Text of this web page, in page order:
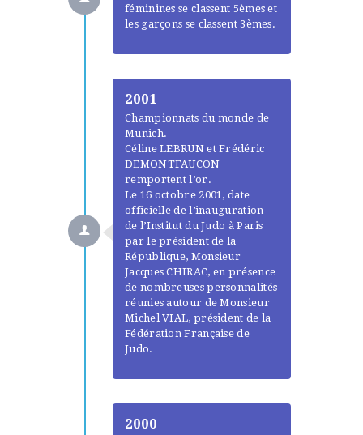
féminines se classent 5èmes et
les garçons se classent 3èmes.
2001
Championnats du monde de
Munich.
Céline LEBRUN et Frédéric
DEMONTFAUCON
remportent l’or.
Le 16 octobre 2001, date
officielle de l’inauguration
de l’Institut du Judo à Paris
par le président de la
République, Monsieur
Jacques CHIRAC, en présence
de nombreuses personnalités
réunies autour de Monsieur
Michel VIAL, président de la
Fédération Française de
Judo.
2000